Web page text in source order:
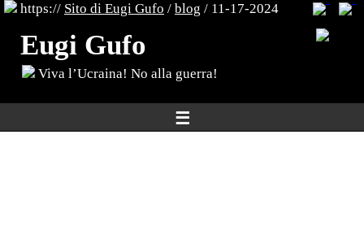
https:// Sito di Eugi Gufo / blog / 11-17-2024
Eugi Gufo
Viva l’Ucraina! No alla guerra!
☰